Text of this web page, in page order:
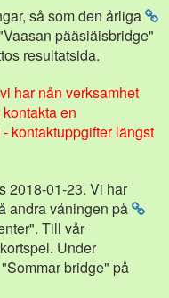
så som den årliga
pääsiäisbridge"
resultatsida.
har nån verksamhet
en
kontaktuppgifter längst
2018-01-23. Vi har
andra våningen på
Till vår
Under
bridge" på